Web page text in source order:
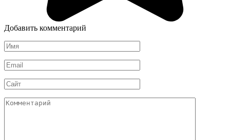
Добавить комментарий
Имя
Email
Сайт
Комментарий